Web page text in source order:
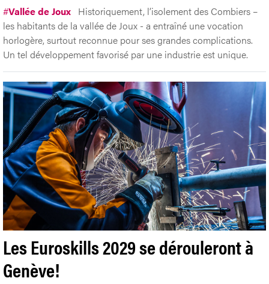
#Vallée de Joux Historiquement, l’isolement des Combiers –
les habitants de la vallée de Joux - a entraîné une vocation
horlogère, surtout reconnue pour ses grandes complications.
Un tel développement favorisé par une industrie est unique.
Les Euroskills 2029 se dérouleront à
Genève!